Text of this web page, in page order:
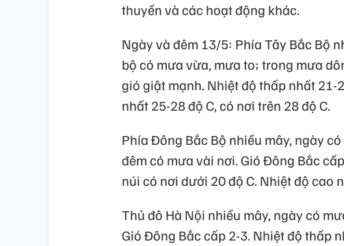
thuyền và các hoạt động khác.
Ngày và đêm 13/5: Phía Tây Bắc Bộ
bộ có mưa vừa, mưa to; trong mưa
gió giật mạnh. Nhiệt độ thấp nhất 21-
nhất 25-28 độ C, có nơi trên 28 độ C.
Phía Đông Bắc Bộ nhiều mây, ngày
đêm có mưa vài nơi. Gió Đông Bắc
núi có nơi dưới 20 độ C. Nhiệt độ cao
Thủ đô Hà Nội nhiều mây, ngày có
Gió Đông Bắc cấp 2-3. Nhiệt độ thấp